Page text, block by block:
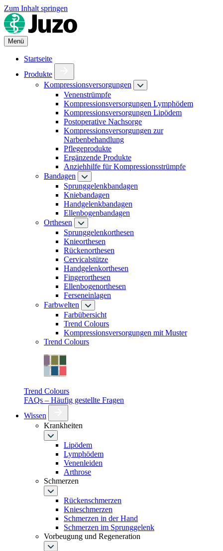
Zum Inhalt springen
Menü
Startseite
Produkte
Kompressionsversorgungen
Venenstrümpfe
Kompressionsversorgungen Lymphödem
Kompressionsversorgungen Lipödem
Postoperative Nachsorge
Kompressionsversorgungen zur
Narbenbehandlung
Pflegeprodukte
Ergänzende Produkte
Anziehhilfe für Kompressionsstrümpfe
Bandagen
Sprunggelenkbandagen
Kniebandagen
Handgelenkbandagen
Ellenbogenbandagen
Orthesen
Sprunggelenkorthesen
Knieorthesen
Rückenorthesen
Cervicalstütze
Handgelenkorthesen
Fingerorthesen
Ellenbogenorthesen
Ferseneinlagen
Farbwelten
Farbübersicht
Trend Colours
Kompressionsversorgungen mit Muster
Trend Colours
Trend Colours
FAQs – Häufig gestellte Fragen
Wissen
Krankheiten
Lipödem
Lymphödem
Venenleiden
Arthrose
Schmerzen
Rückenschmerzen
Knieschmerzen
Schmerzen in der Hand
Schmerzen im Sprunggelenk
Vorbeugung und Regeneration